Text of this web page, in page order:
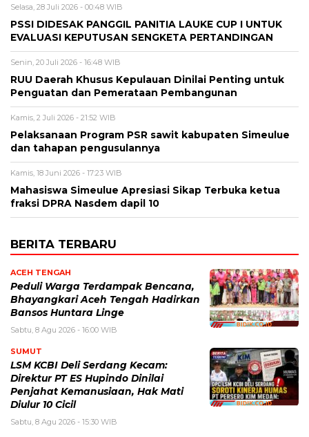
Selasa, 28 Juli 2026 - 00:48 WIB
PSSI DIDESAK PANGGIL PANITIA LAUKE CUP I UNTUK
EVALUASI KEPUTUSAN SENGKETA PERTANDINGAN
Senin, 20 Juli 2026 - 16:48 WIB
RUU Daerah Khusus Kepulauan Dinilai Penting untuk
Penguatan dan Pemerataan Pembangunan
Kamis, 2 Juli 2026 - 21:52 WIB
Pelaksanaan Program PSR sawit kabupaten Simeulue
dan tahapan pengusulannya
Kamis, 18 Juni 2026 - 17:23 WIB
Mahasiswa Simeulue Apresiasi Sikap Terbuka ketua
fraksi DPRA Nasdem dapil 10
BERITA TERBARU
ACEH TENGAH
Peduli Warga Terdampak Bencana,
Bhayangkari Aceh Tengah Hadirkan
Bansos Huntara Linge
Sabtu, 8 Agu 2026 - 16:00 WIB
SUMUT
LSM KCBI Deli Serdang Kecam:
Direktur PT ES Hupindo Dinilai
Penjahat Kemanusiaan, Hak Mati
Diulur 10 Cicil
Sabtu, 8 Agu 2026 - 15:30 WIB